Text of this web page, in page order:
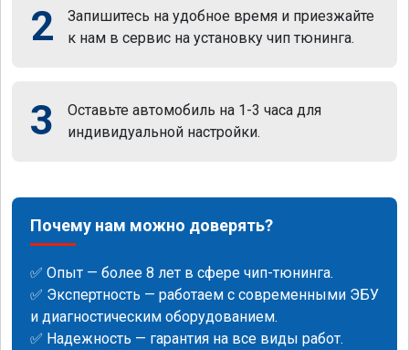
2
Запишитесь на удобное время и приезжайте
к нам в сервис на установку чип тюнинга.
3
Оставьте автомобиль на 1-3 часа для
индивидуальной настройки.
Почему нам можно доверять?
✅ Опыт — более 8 лет в сфере чип-тюнинга.
✅ Экспертность — работаем с современными ЭБУ
и диагностическим оборудованием.
✅ Надежность — гарантия на все виды работ.